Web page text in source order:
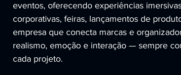
eventos, oferecendo experiências
corporativas, feiras, lançamentos de
empresa que conecta marcas e
realismo, emoção e interação — sempre
cada projeto.